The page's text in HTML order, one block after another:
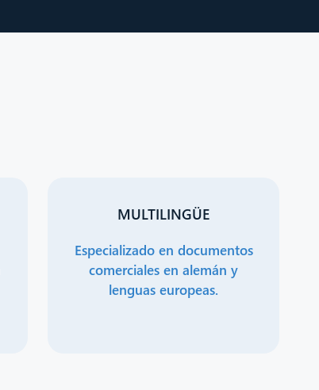
MULTILINGÜE
Especializado en documentos
comerciales en alemán y
lenguas europeas.